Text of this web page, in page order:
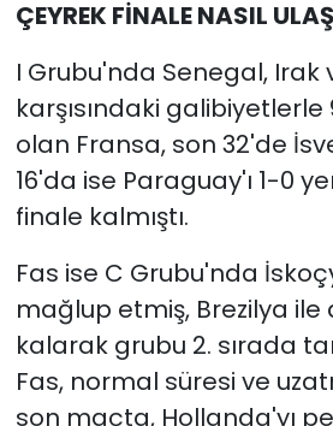
ÇEYREK FİNALE NASIL
I Grubu'nda Senegal, Irak
karşısındaki
olan Fransa, son 32'de
16'da ise Paraguay'ı 1-0
finale kalmıştı.
Fas ise C Grubu'nda
mağlup etmiş, Brezilya ile
kalarak grubu 2. sırada
Fas, normal süresi ve
son maçta, Hollanda'yı